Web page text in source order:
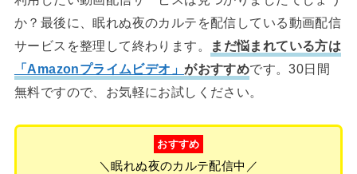
か？最後に、眠れぬ夜のカルテを配信している動画配信
サービスを整理して終わります。
まだ悩まれている方は
「Amazonプライムビデオ」がおすすめです。30日間
無料ですので、お気軽にお試しください。
おすすめ
＼眠れぬ夜のカルテ配信中／